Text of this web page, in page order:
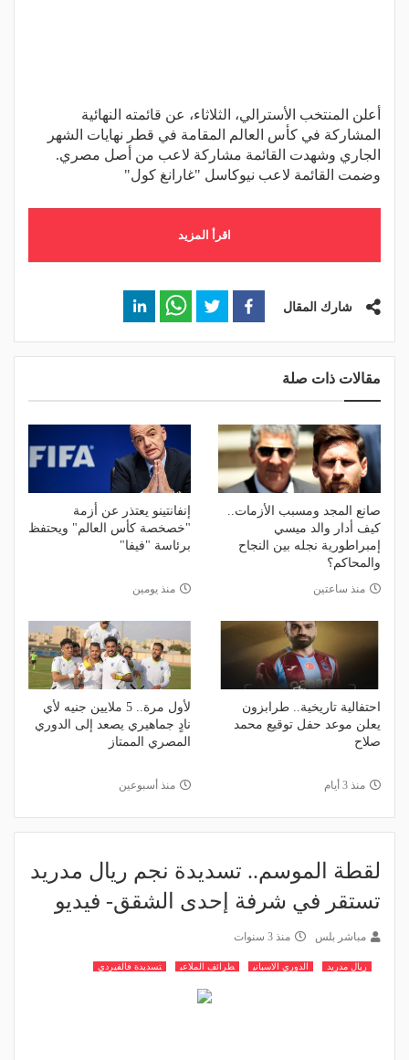
أعلن المنتخب الأسترالي، الثلاثاء، عن قائمته النهائية
المشاركة في كأس العالم المقامة في قطر نهايات الشهر
الجاري وشهدت القائمة مشاركة لاعب من أصل مصري.
وضمت القائمة لاعب نيوكاسل "غارانغ كول"
اقرأ المزيد
شارك المقال
مقالات ذات صلة
صانع المجد ومسبب الأزمات..
كيف أدار والد ميسي
إمبراطورية نجله بين النجاح
والمحاكم؟
منذ ساعتين
إنفانتينو يعتذر عن أزمة
"خصخصة كأس العالم" ويحتفظ
برئاسة "فيفا"
منذ يومين
احتفالية تاريخية.. طرابزون
يعلن موعد حفل توقيع محمد
صلاح
منذ 3 أيام
لأول مرة.. 5 ملايين جنيه لأي
نادٍ جماهيري يصعد إلى الدوري
المصري الممتاز
منذ أسبوعين
لقطة الموسم.. تسديدة نجم ريال مدريد
تستقر في شرفة إحدى الشقق- فيديو
مباشر بلس منذ 3 سنوات
ريال مدريد الدوري الاسباني طرائف الملاعب تسديدة فالفيردي